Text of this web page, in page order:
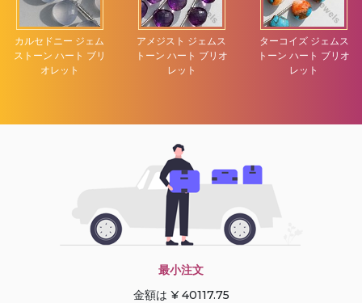
カルセドニー ジェム
ストーン ハート ブリ
オレット
アメジスト ジェムス
トーン ハート ブリオ
レット
ターコイズ ジェムス
トーン ハート ブリオ
レット
最小注文
金額は ¥ 40117.75